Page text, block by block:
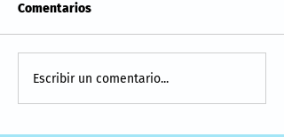
Comentarios
Escribir un comentario...